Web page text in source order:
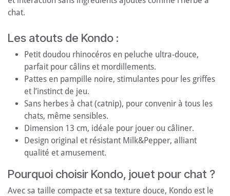
chat.
Les atouts de Kondo :
Petit doudou rhinocéros en peluche ultra-douce,
parfait pour câlins et mordillements.
Pattes en pampille noire, stimulantes pour les griffes
et l’instinct de jeu.
Sans herbes à chat (catnip), pour convenir à tous les
chats, même sensibles.
Dimension 13 cm, idéale pour jouer ou câliner.
Design original et résistant Milk&Pepper, alliant
qualité et amusement.
Pourquoi choisir Kondo, jouet pour chat ?
Avec sa taille compacte et sa texture douce, Kondo est le